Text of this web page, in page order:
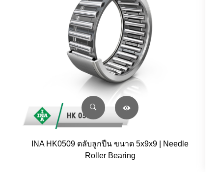
INA HK0509 ตลับลูกปืน ขนาด 5x9x9 | Needle
Roller Bearing